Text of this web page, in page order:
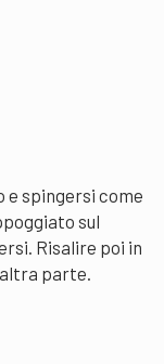
spingersi come
sul
Risalire poi in
parte.